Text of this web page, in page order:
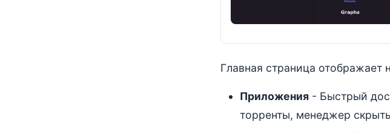
Главная страница отображает
Приложения - Быстрый
торренты, менеджер